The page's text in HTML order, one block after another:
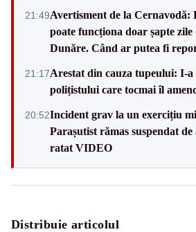
21:49Avertisment de la Cernavodă:
poate funcționa doar șapte zile
Dunăre. Când ar putea fi
21:17Arestat din cauza tupeului: I-
polițistului care tocmai îl
20:52Incident grav la un exercițiu
Parașutist rămas suspendat
ratat VIDEO
Distribuie articolul